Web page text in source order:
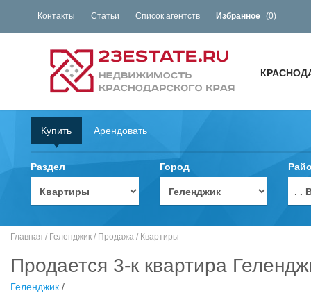
Контакты Статьи Список агентств Избранное (0)
Купить Арендовать
Раздел Город
. .
Главная / Геленджик / Продажа / Квартиры
Продается 3-к квартира
Геленджик /